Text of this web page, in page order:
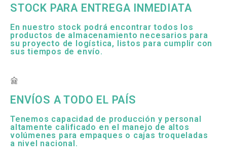
STOCK PARA ENTREGA INMEDIATA
En nuestro stock podrá encontrar todos los
productos de almacenamiento necesarios para
su proyecto de logística, listos para cumplir con
sus tiempos de envío.
ENVÍOS A TODO EL PAÍS
Tenemos capacidad de producción y personal
altamente calificado en el manejo de altos
volúmenes para empaques o cajas troqueladas
a nivel nacional.